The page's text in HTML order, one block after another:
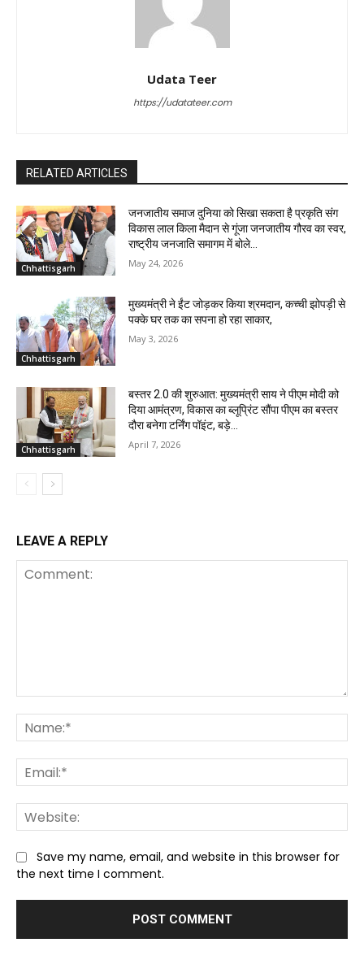
Udata Teer
https://udatateer.com
RELATED ARTICLES
Chhattisgarh
जनजातीय समाज दुनिया को सिखा सकता है प्रकृति संग
विकास लाल किला मैदान से गूंजा जनजातीय गौरव का स्वर,
राष्ट्रीय जनजाति समागम में बोले...
May 24, 2026
Chhattisgarh
मुख्यमंत्री ने ईंट जोड़कर किया श्रमदान, कच्ची झोपड़ी से
पक्के घर तक का सपना हो रहा साकार,
May 3, 2026
Chhattisgarh
बस्तर 2.0 की शुरुआत: मुख्यमंत्री साय ने पीएम मोदी को
दिया आमंत्रण, विकास का ब्लूप्रिंट सौंपा पीएम का बस्तर
दौरा बनेगा टर्निंग पॉइंट, बड़े...
April 7, 2026
LEAVE A REPLY
Save my name, email, and website in this browser for
the next time I comment.